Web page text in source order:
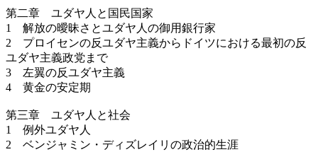
第二章 ユダヤ人と国民国家
1 解放の曖昧さとユダヤ人の御用銀行家
2 プロイセンの反ユダヤ主義からドイツにおける最初の反
ユダヤ主義政党まで
3 左翼の反ユダヤ主義
4 黄金の安定期
第三章 ユダヤ人と社会
1 例外ユダヤ人
2 ベンジャミン・ディズレイリの政治的生涯